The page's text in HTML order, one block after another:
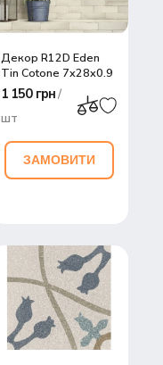
45
Декор R12D Eden
Tin Cotone 7x28x0,9
1 150 грн/
шт
ЗАМОВИТИ